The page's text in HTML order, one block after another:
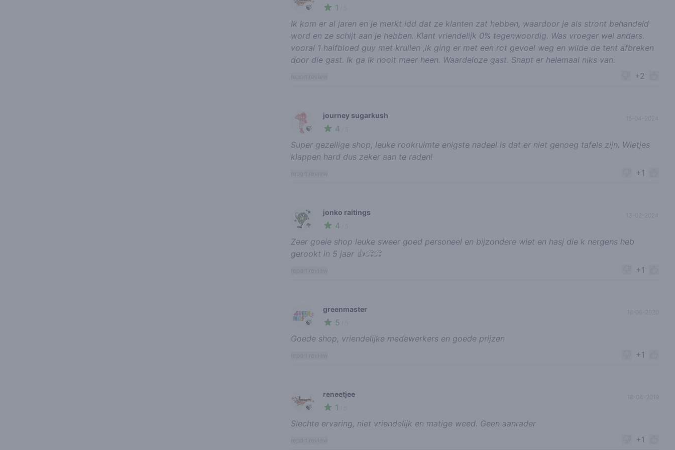
🍃 1
Ik kom er al jaren en je merkt idd dat ze klanten zat hebben, waardoor je als stront behandeld
word en ze schijt aan je hebben. Klant vriendelijk 0% tegenwoordig. Was vroeger wel anders.
vooral 1 halfbloed guy met krullen ,ik ging er met een rot gevoel weg en wilde de tent afbreken
door die gast. Ik ga ik nooit meer heen. Waardeloze gast. Snapt er helemaal niks van.
+2
🍃
journey sugarkush
4
Super gezellige shop, leuke rookruimte enigste nadeel is dat er niet genoeg tafels zijn. Wietjes
klappen hard dus zeker aan te raden!
+1
🥦
jonko raitings
4
13-02-2024
Zeer goeie shop leuke sweer goed personeel en bijzondere wiet en hasj die k nergens heb
gerookt in 5 jaar 👍👏👏
+1
🍃
greenmaster
5
Goede shop, vriendelijke medewerkers en goede prijzen
+1
🍃
reneetjee
1
Slechte ervaring, niet vriendelijk en matige weed. Geen aanrader
+1